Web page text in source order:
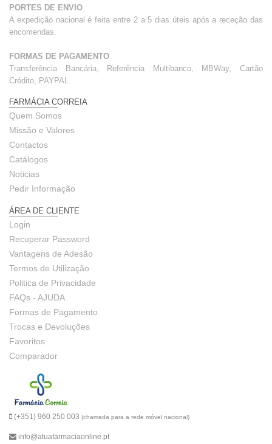
PORTES DE ENVIO
A expedição nacional é feita entre 2 a 5 dias úteis após a receção das
encomendas.
FORMAS DE PAGAMENTO
Transferência Bancária, Referência Multibanco, MBWay, Cartão
Crédito, PAYPAL
FARMÁCIA CORREIA
Quem Somos
Missão e Valores
Contactos
Catálogos
Noticias
Pedir Informação
ÁREA DE CLIENTE
Login
Recuperar Password
Vantagens de Adesão
Termos de Utilização
Politica de Privacidade
FAQs - AJUDA
Formas de Pagamento
Trocas e Devoluções
Favoritos
Comparador
(+351) 960 250 003 (chamada para a rede móvel nacional)
info@atuafarmaciaonline.pt